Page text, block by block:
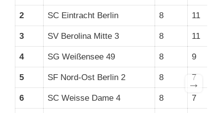
2 SC Eintracht Berlin 8 11
3 SV Berolina Mitte 3 8 11
4 SG Weißensee 49 8 9
5 SF Nord-Ost Berlin 2 8 7
6 SC Weisse Dame 4 8 7
→